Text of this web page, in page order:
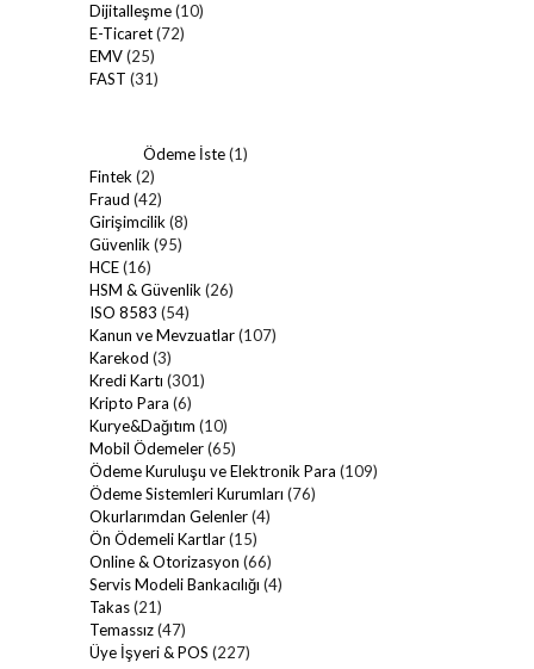
Dijitalleşme(10)
E-Ticaret(72)
EMV(25)
FAST (31)
Ödeme İste(1)
Fintek(2)
Fraud (42)
Girişimcilik(8)
Güvenlik(95)
HCE(16)
HSM & Güvenlik(26)
ISO 8583 (54)
Kanun ve Mevzuatlar(107)
Karekod (3)
Kredi Kartı (301)
Kripto Para (6)
Kurye&Dağıtım (10)
Mobil Ödemeler(65)
Ödeme Kuruluşu ve Elektronik Para (109)
Ödeme Sistemleri Kurumları (76)
Okurlarımdan Gelenler(4)
Ön Ödemeli Kartlar(15)
Online & Otorizasyon (66)
Servis Modeli Bankacılığı (4)
Takas(21)
Temassız(47)
Üye İşyeri & POS (227)